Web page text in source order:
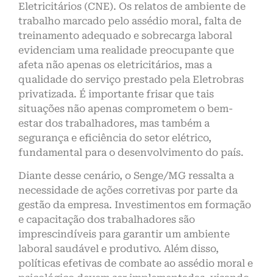
Eletricitários (CNE). Os relatos de ambiente de
trabalho marcado pelo assédio moral, falta de
treinamento adequado e sobrecarga laboral
evidenciam uma realidade preocupante que
afeta não apenas os eletricitários, mas a
qualidade do serviço prestado pela Eletrobras
privatizada. É importante frisar que tais
situações não apenas comprometem o bem-
estar dos trabalhadores, mas também a
segurança e eficiência do setor elétrico,
fundamental para o desenvolvimento do país.
Diante desse cenário, o Senge/MG ressalta a
necessidade de ações corretivas por parte da
gestão da empresa. Investimentos em formação
e capacitação dos trabalhadores são
imprescindíveis para garantir um ambiente
laboral saudável e produtivo. Além disso,
políticas efetivas de combate ao assédio moral e